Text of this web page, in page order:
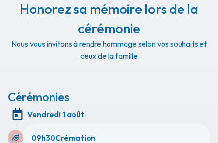
Honorez sa mémoire lors de la
cérémonie
Nous vous invitons à rendre hommage selon vos souhaits et
ceux de la famille
Cérémonies
Vendredi 1 août
09h30Crémation